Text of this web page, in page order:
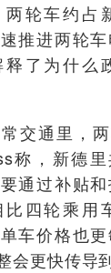
轮车约占
推进两轮
了为什么
交通里，
称，新德
通过补贴
四轮乘用
车价格也
会更快传导